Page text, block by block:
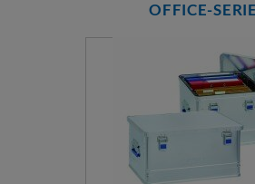
OFFICE-SERIE